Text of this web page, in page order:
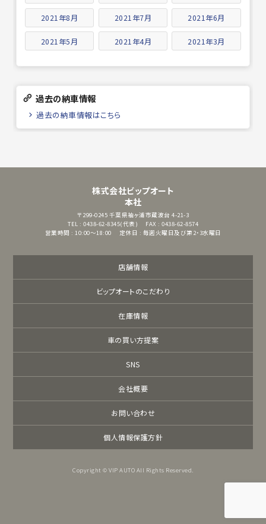
2021年8月 2021年7月 2021年6月
2021年5月 2021年4月 2021年3月
過去の納車情報
過去の納車情報はこちら
株式会社ビップオート
本社
〒299-0245 千葉県袖ヶ浦市蔵波台 4-21-3
TEL : 0438-62-8345(代表)
FAX : 0438-62-8574
営業時間 : 10:00～18:00
定休日 : 毎週火曜日及び第2・3水曜日
店舗情報
ビップオートのこだわり
在庫情報
車の買い方提案
SNS
会社概要
お問い合わせ
個人情報保護方針
Copyright © VIP AUTO All Rights Reserved.